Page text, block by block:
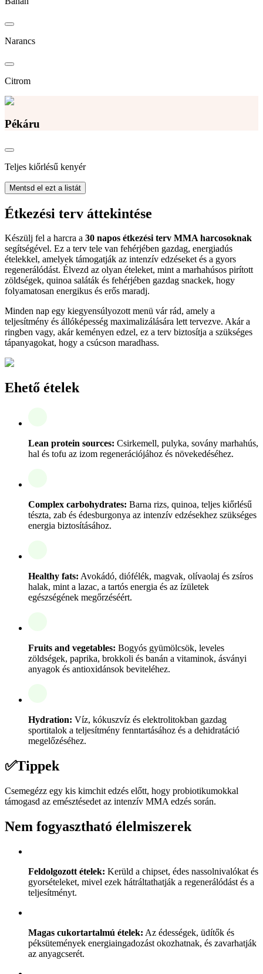
Narancs
Citrom
Pékáru
Teljes kiőrlésű kenyér
Mentsd el ezt a listát
Étkezési terv áttekintése
Készülj fel a harcra a 30 napos étkezési terv MMA harcosoknak
segítségével. Ez a terv tele van fehérjében gazdag, energiadús
ételekkel, amelyek támogatják az intenzív edzéseket és a gyors
regenerálódást. Élvezd az olyan ételeket, mint a marhahúsos pirított
zöldségek, quinoa saláták és fehérjében gazdag snackek, hogy
folyamatosan energikus és erős maradj.
Minden nap egy kiegyensúlyozott menü vár rád, amely a
teljesítmény és állóképesség maximalizálására lett tervezve. Akár a
ringben vagy, akár keményen edzel, ez a terv biztosítja a szükséges
tápanyagokat, hogy a csúcson maradhass.
Ehető ételek
Lean protein sources: Csirkemell, pulyka, sovány marhahús,
hal és tofu az izom regenerációjához és növekedéséhez.
Complex carbohydrates: Barna rizs, quinoa, teljes kiőrlésű
tészta, zab és édesburgonya az intenzív edzésekhez szükséges
energia biztosításához.
Healthy fats: Avokádó, diófélék, magvak, olívaolaj és zsíros
halak, mint a lazac, a tartós energia és az ízületek
egészségének megőrzéséért.
Fruits and vegetables: Bogyós gyümölcsök, leveles
zöldségek, paprika, brokkoli és banán a vitaminok, ásványi
anyagok és antioxidánsok beviteléhez.
Hydration: Víz, kókuszvíz és elektrolitokban gazdag
sportitalok a teljesítmény fenntartásához és a dehidratáció
megelőzéséhez.
✅Tippek
Csemegézz egy kis kimchit edzés előtt, hogy probiotikumokkal
támogasd az emésztésedet az intenzív MMA edzés során.
Nem fogyasztható élelmiszerek
Feldolgozott ételek: Kerüld a chipset, édes nassolnivalókat és
gyorsételeket, mivel ezek hátráltathatják a regenerálódást és a
teljesítményt.
Magas cukortartalmú ételek: Az édességek, üdítők és
péksütemények energiaingadozást okozhatnak, és zavarhatják
az anyagcserét.